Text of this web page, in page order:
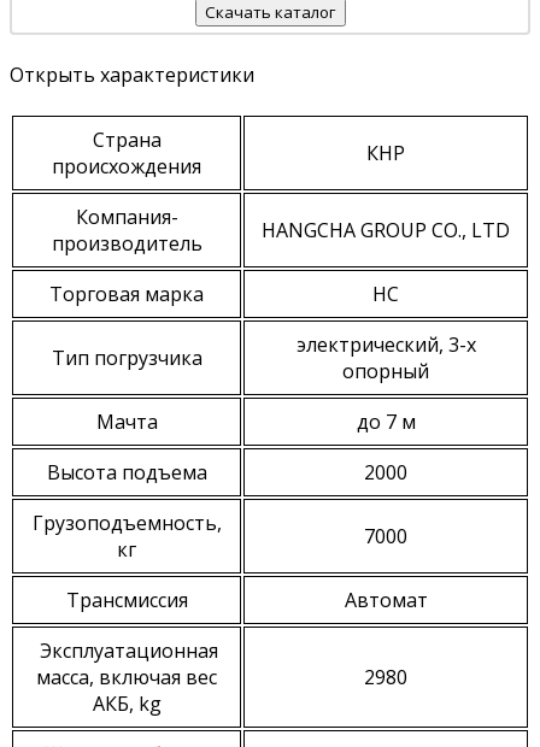
Скачать каталог
Открыть характеристики
Страна
происхождения
КНР
Компания-
производитель
HANGCHA GROUP CO., LTD
Торговая марка HC
Тип погрузчика
электрический, 3-х
опорный
Мачта
до 7 м
Высота подъема
2000
Грузоподъемность,
кг
7000
Трансмиссия
Автомат
Эксплуатационная
масса, включая вес
АКБ, kg
2980